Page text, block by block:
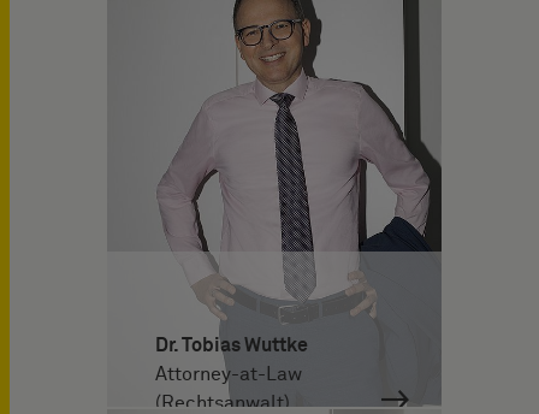
Dr. Tobias Wuttke
Attorney-at-Law
(Rechtsanwalt)